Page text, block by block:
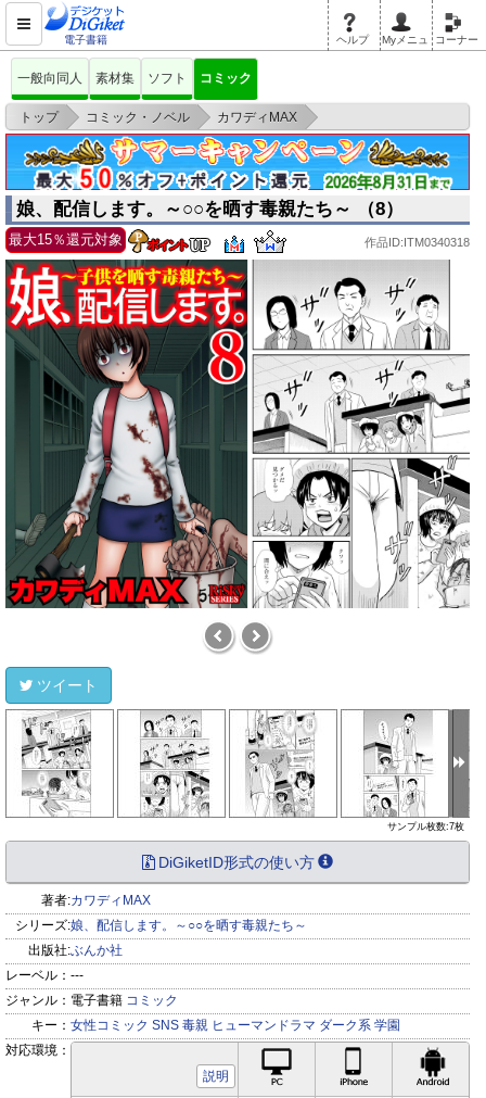
電子書籍 ヘルプ Myメニュ コーナー
一般向同人 素材集 ソフト コミック
トップ > コミック・ノベル > カワディMAX
>
娘、配信します。～○○を晒す毒親たち～ （8）
娘、配信します。～○○を晒す毒親たち～ （8）
最大15％還元対象 作品ID:ITM0340318
ツイート
サンプル枚数:7枚
DiGiketID形式の使い方
著者:カワディMAX
シリーズ:娘、配信します。～○○を晒す毒親たち～
出版社:ぶんか社
レーベル： ---
ジャンル： 電子書籍 コミック
キー： 女性コミック SNS 毒親 ヒューマンドラマ ダーク系 学園
対応環境：
説明
iPhone対応